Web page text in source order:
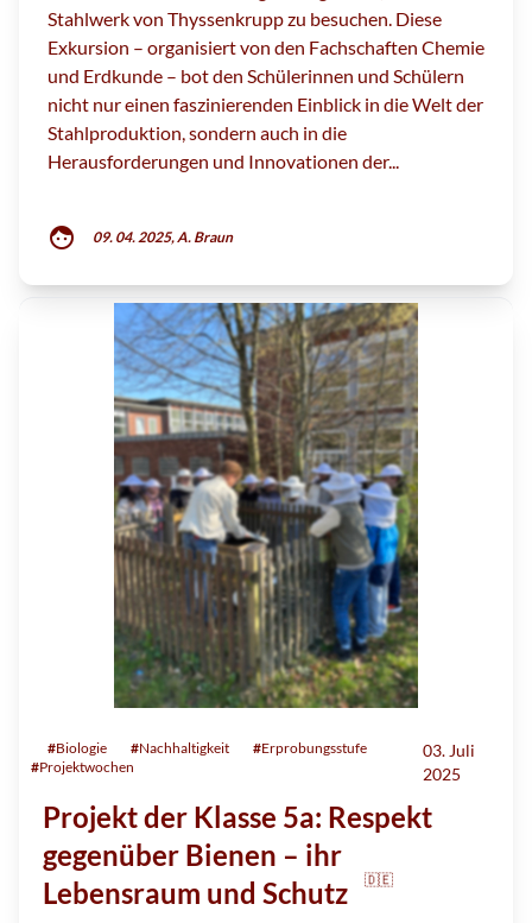
Stahlwerk von Thyssenkrupp zu besuchen. Diese
Exkursion – organisiert von den Fachschaften Chemie
und Erdkunde – bot den Schülerinnen und Schülern
nicht nur einen faszinierenden Einblick in die Welt der
Stahlproduktion, sondern auch in die
Herausforderungen und Innovationen der...
face 09. 04. 2025, A. Braun
#Biologie #Nachhaltigkeit #Erprobungsstufe
#Projektwochen
03. Juli
2025
Projekt der Klasse 5a: Respekt
gegenüber Bienen – ihr
Lebensraum und Schutz
🇩🇪